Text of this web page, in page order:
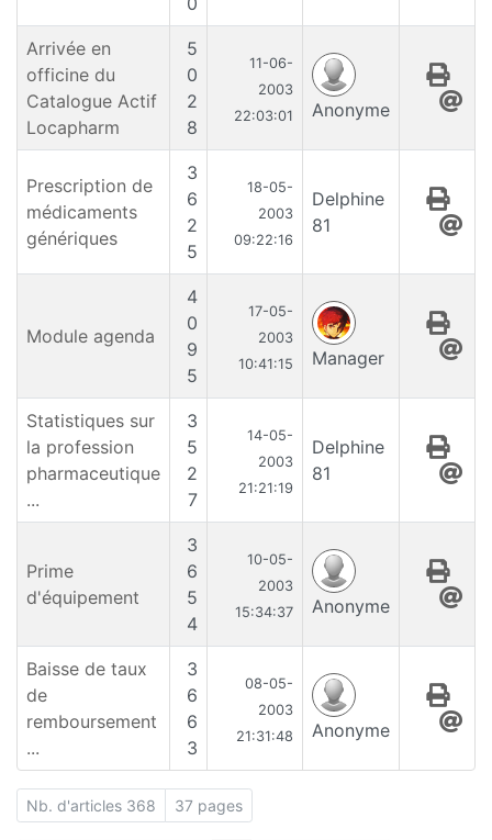
Arrivée en
officine du
Catalogue Actif
Locapharm
5
0
2
8
11-06-
2003
22:03:01
Anonyme
Prescription de
médicaments
génériques
3
6
2
5
18-05-
2003
09:22:16
Delphine
81
Module agenda
4
0
9
5
17-05-
2003
10:41:15
Manager
Statistiques sur
la profession
pharmaceutique
...
3
5
2
7
14-05-
2003
21:21:19
Delphine
81
Prime
d'équipement
3
6
5
4
10-05-
2003
15:34:37
Anonyme
Baisse de taux
de
remboursement
...
3
6
6
3
08-05-
2003
21:31:48
Anonyme
Nb. d'articles 368 37 pages